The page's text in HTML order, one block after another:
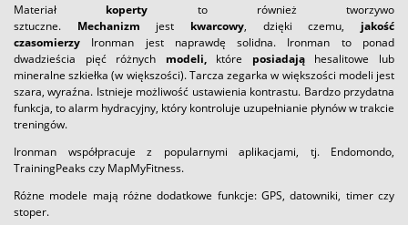
Materiał koperty to również tworzywo
sztuczne. Mechanizm jest kwarcowy, dzięki czemu, jakość
czasomierzy Ironman jest naprawdę solidna. Ironman to ponad
dwadzieścia pięć różnych modeli, które posiadająhesalitowe lub
mineralne szkiełka (w większości). Tarcza zegarka w większości modeli jest
szara, wyraźna. Istnieje możliwość ustawienia kontrastu. Bardzo przydatna
funkcja, to alarm hydracyjny, który kontroluje uzupełnianie płynów w trakcie
treningów.
Ironman współpracuje z popularnymi aplikacjami, tj. Endomondo,
TrainingPeaks czy MapMyFitness.
Różne modele mają różne dodatkowe funkcje: GPS, datowniki, timer czy
stoper.